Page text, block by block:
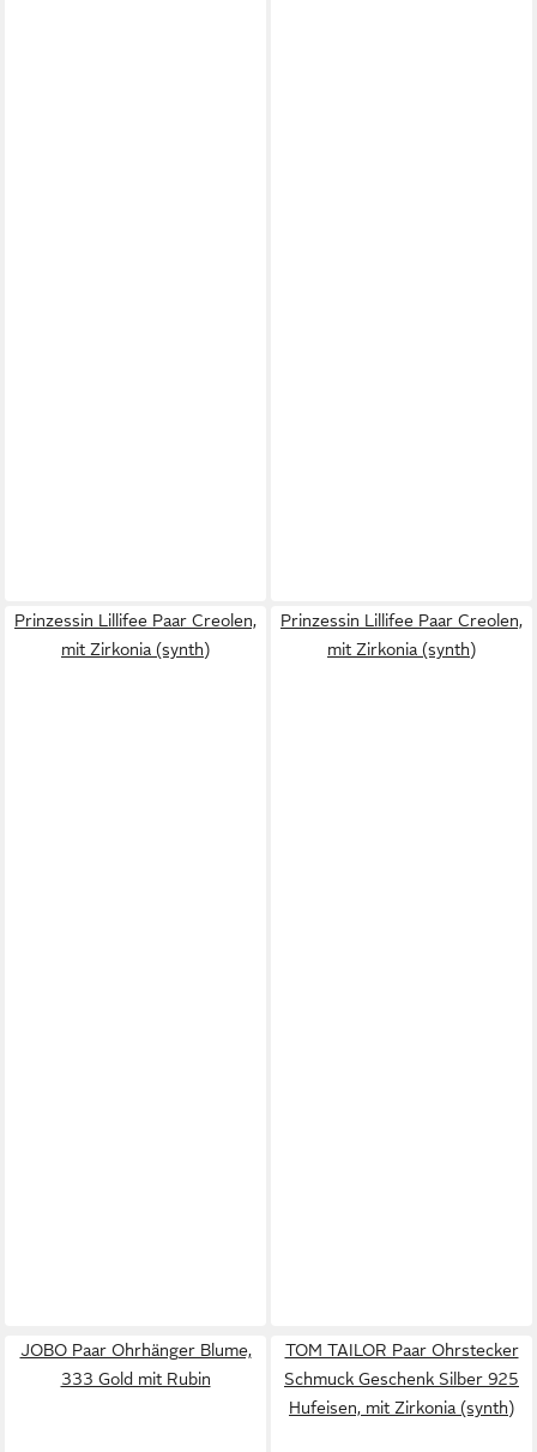
Prinzessin Lillifee Paar Creolen,
mit Zirkonia (synth)
Prinzessin Lillifee Paar Creolen,
mit Zirkonia (synth)
JOBO Paar Ohrhänger Blume,
333 Gold mit Rubin
TOM TAILOR Paar Ohrstecker
Schmuck Geschenk Silber 925
Hufeisen, mit Zirkonia (synth)